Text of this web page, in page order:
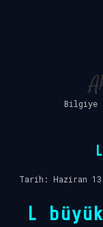
Bilgiye
Tarih: Haziran
L